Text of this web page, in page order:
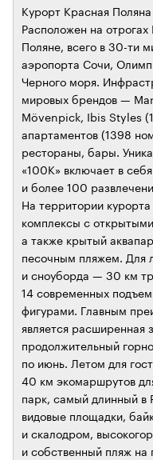
Курорт Красная
Расположен на
Поляне, всего в 30-ти
аэропорта Сочи,
Черного моря.
мировых брендов —
Mövenpick, Ibis Styles
апартаментов (1398
рестораны, бары.
«100К» включает в
и более 100
На территории
комплексы с
а также крытый
песочным пляжем. Для
и сноуборда — 30 км
14 современных
фигурами. Главным
является расширенная
продолжительный
по июнь. Летом для
40 км экомаршрутов
парк, самый длинный в
видовые площадки,
и скалодром,
и собственный пляж